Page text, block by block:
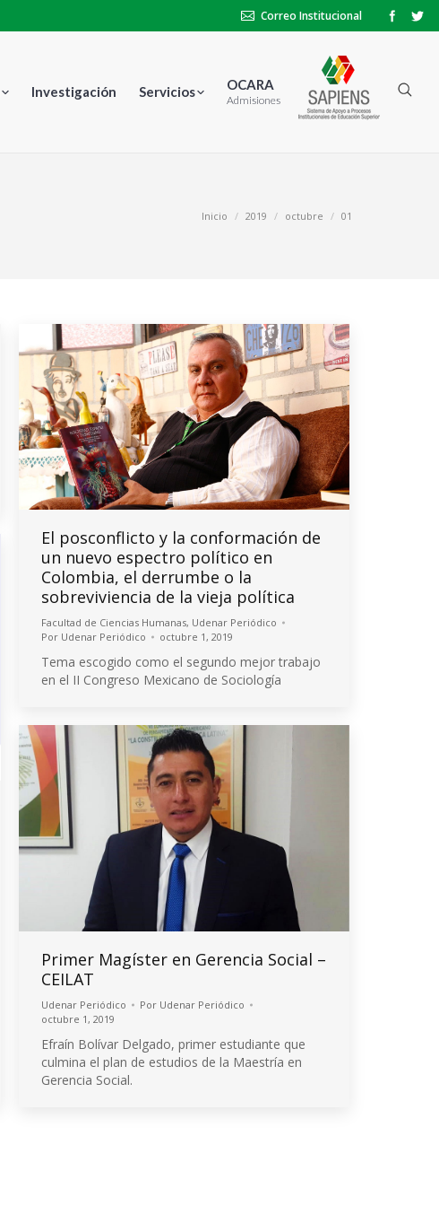
Correo Institucional
Investigación Servicios OCARA
Admisiones
Inicio 2019 octubre 01
El posconflicto y la conformación de
un nuevo espectro político en
Colombia, el derrumbe o la
sobreviviencia de la vieja política
Facultad de Ciencias Humanas, Udenar Periódico
Por Udenar Periódico octubre 1, 2019
Tema escogido como el segundo mejor trabajo
en el II Congreso Mexicano de Sociología
Primer Magíster en Gerencia Social –
CEILAT
Udenar Periódico Por Udenar Periódico
octubre 1, 2019
Efraín Bolívar Delgado, primer estudiante que
culmina el plan de estudios de la Maestría en
Gerencia Social.